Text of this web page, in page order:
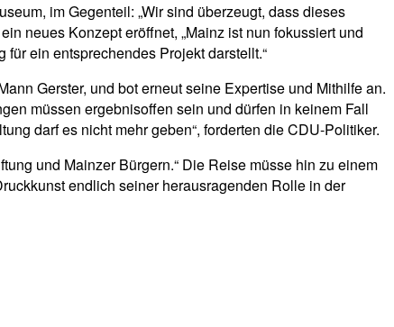
im Gegenteil: „Wir sind überzeugt, dass dieses
neues Konzept eröffnet, „Mainz ist nun fokussiert und
ein entsprechendes Projekt darstellt.“
Gerster, und bot erneut seine Expertise und Mithilfe an.
müssen ergebnisoffen sein und dürfen in keinem Fall
darf es nicht mehr geben“, forderten die CDU-Politiker.
und Mainzer Bürgern.“ Die Reise müsse hin zu einem
endlich seiner herausragenden Rolle in der